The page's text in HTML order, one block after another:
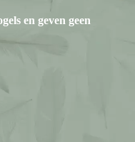
en geven geen